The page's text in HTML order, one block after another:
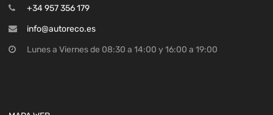
+34 957 356 179
info@autoreco.es
Lunes a Viernes de 08:30 a 14:00 y 16:00 a 19:00